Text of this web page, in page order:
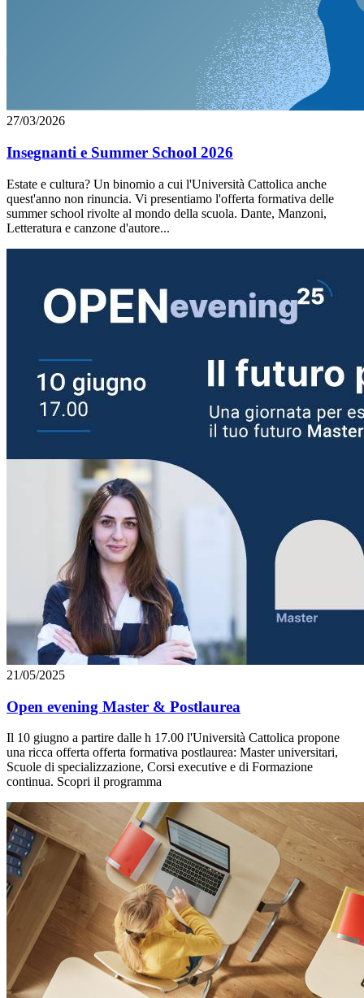
27/03/2026
Insegnanti e Summer School 2026
Estate e cultura? Un binomio a cui l'Università Cattolica anche
quest'anno non rinuncia. Vi presentiamo l'offerta formativa delle
summer school rivolte al mondo della scuola. Dante, Manzoni,
Letteratura e canzone d'autore...
21/05/2025
Open evening Master & Postlaurea
Il 10 giugno a partire dalle h 17.00 l'Università Cattolica propone
una ricca offerta offerta formativa postlaurea: Master universitari,
Scuole di specializzazione, Corsi executive e di Formazione
continua. Scopri il programma